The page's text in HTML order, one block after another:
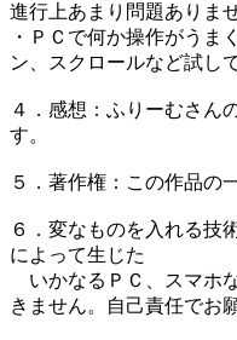
進行上あまり問題ありませ
・ＰＣで何か操作がうま
ン、スクロールなど試し
４．感想：ふりーむさん
す。
５．著作権：この作品の
６．変なものを入れる技
によって生じた
いかなるＰＣ、スマホ
きません。自己責任でお